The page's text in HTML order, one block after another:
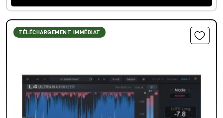
TÉLÉCHARGEMENT IMMÉDIAT